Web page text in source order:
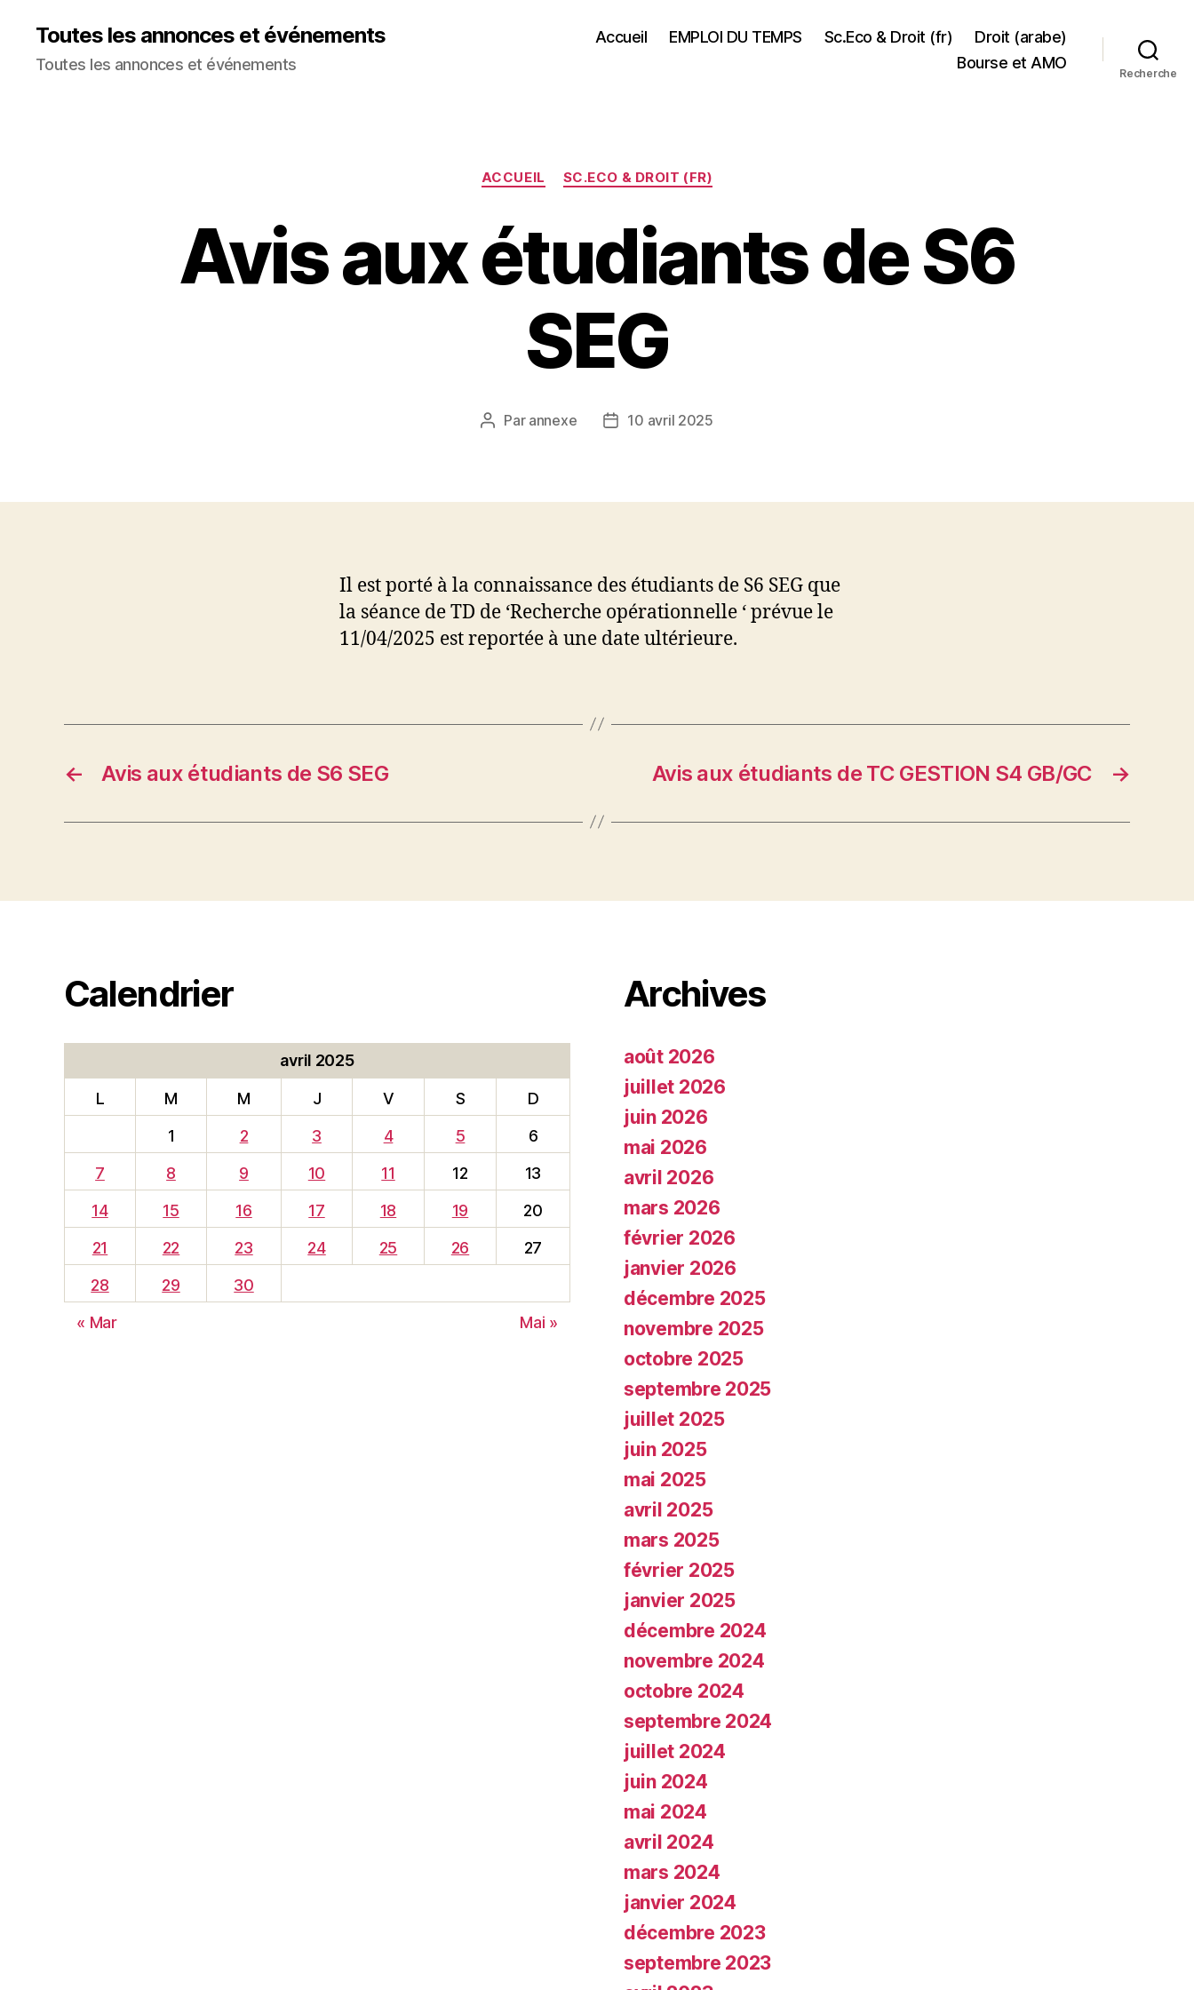
Toutes les annonces et événements
Toutes les annonces et événements
Accueil EMPLOI DU TEMPS Sc.Eco & Droit (fr)
Droit (arabe)
Bourse et AMO
Recherche
Catégories
ACCUEIL SC.ECO & DROIT (FR)
Avis aux étudiants de S6
SEG
Auteur
Par annexe
Date10 avril 2025
Il est porté à la connaissance des étudiants de S6 SEG que
la séance de TD de ‘Recherche opérationnelle ‘ prévue le
11/04/2025 est reportée à une date ultérieure.
← Avis aux étudiants de S6 SEG →
Avis aux étudiants de TC GESTION S4 GB/GC
Calendrier
avril 2025
L M M J V S
D
1
2 3 4 5
6
7
8 9 10 11 12
13
14
15 16 17 18 19
20
21
22 23 24 25 26
27
28
29
30
« Mar
Mai »
Archives
août 2026
juillet 2026
juin 2026
mai 2026
avril 2026
mars 2026
février 2026
janvier 2026
décembre 2025
novembre 2025
octobre 2025
septembre 2025
juillet 2025
juin 2025
mai 2025
avril 2025
mars 2025
février 2025
janvier 2025
décembre 2024
novembre 2024
octobre 2024
septembre 2024
juillet 2024
juin 2024
mai 2024
avril 2024
mars 2024
janvier 2024
décembre 2023
septembre 2023